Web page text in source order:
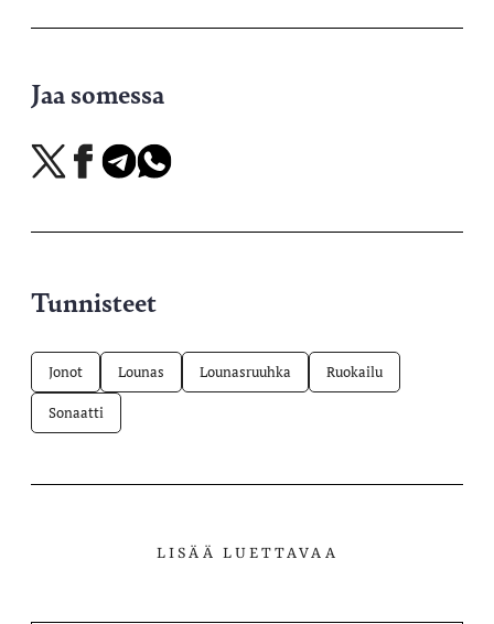
Jaa somessa
Jaa
X-
Jaa
Facebookissa
Jaa
Telegramissa
Jaa
WhatsAppissa
Tunnisteet
Jonot Lounas Lounasruuhka Ruokailu
Sonaatti
LISÄÄ LUETTAVAA